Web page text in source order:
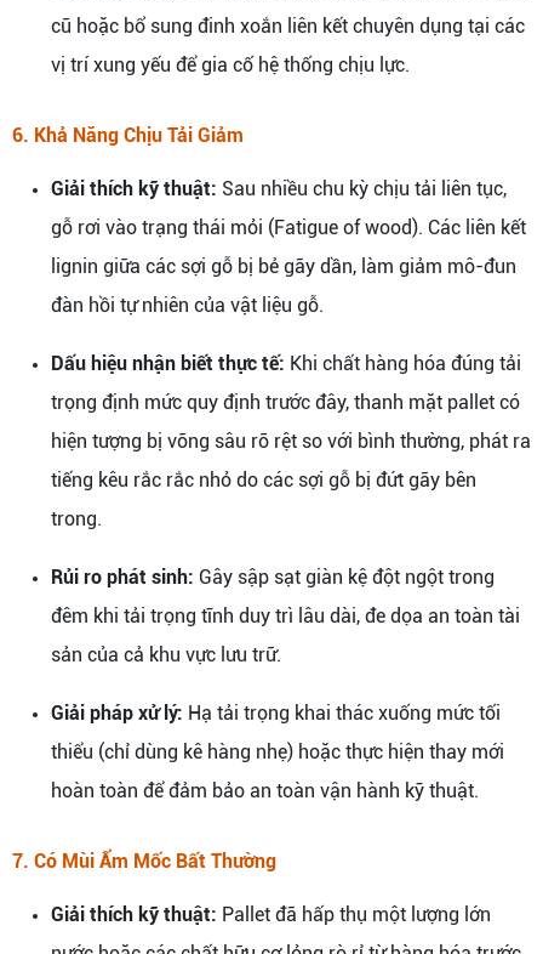
cũ hoặc bổ sung đinh xoắn liên kết chuyên dụng tại các
vị trí xung yếu để gia cố hệ thống chịu lực.
6. Khả Năng Chịu Tải Giảm
Giải thích kỹ thuật: Sau nhiều chu kỳ chịu tải liên tục,
gỗ rơi vào trạng thái mỏi (Fatigue of wood). Các liên kết
lignin giữa các sợi gỗ bị bẻ gãy dần, làm giảm mô-đun
đàn hồi tự nhiên của vật liệu gỗ.
Dấu hiệu nhận biết thực tế: Khi chất hàng hóa đúng tải
trọng định mức quy định trước đây, thanh mặt pallet có
hiện tượng bị võng sâu rõ rệt so với bình thường, phát ra
tiếng kêu rắc rắc nhỏ do các sợi gỗ bị đứt gãy bên
trong.
Rủi ro phát sinh: Gây sập sạt giàn kệ đột ngột trong
đêm khi tải trọng tĩnh duy trì lâu dài, đe dọa an toàn tài
sản của cả khu vực lưu trữ.
Giải pháp xử lý: Hạ tải trọng khai thác xuống mức tối
thiểu (chỉ dùng kê hàng nhẹ) hoặc thực hiện thay mới
hoàn toàn để đảm bảo an toàn vận hành kỹ thuật.
7. Có Mùi Ẩm Mốc Bất Thường
Giải thích kỹ thuật: Pallet đã hấp thụ một lượng lớn